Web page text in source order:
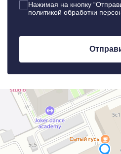
Нажимая на кнопку
политикой обработки